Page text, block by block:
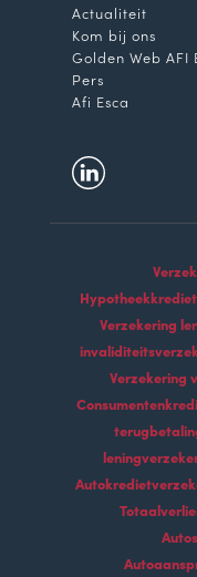
Actualiteit
Kom bij ons
Golden Web AFI
Pers
Afi Esca
Verzekering
Verzekering